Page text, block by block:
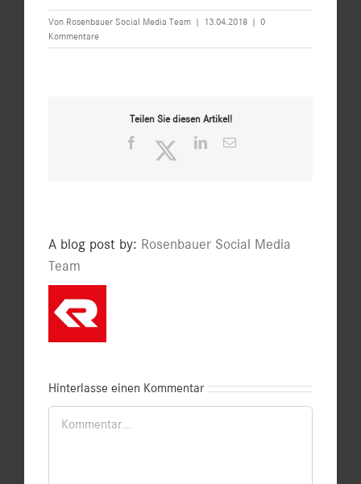
Von Rosenbauer Social Media Team | 13.04.2018 | 0
Kommentare
Teilen Sie diesen Artikel!
Facebook TwitterLinkedIn
E-
A blog post by: Rosenbauer Social Media
Team
Hinterlasse einen Kommentar
Kommentar